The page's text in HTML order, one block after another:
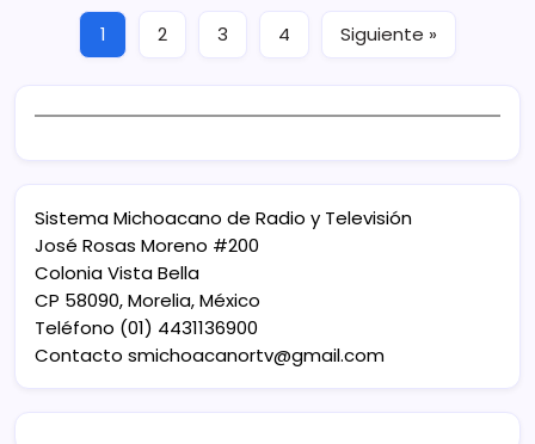
1 2 3 4 Siguiente »
Sistema Michoacano de Radio y Televisión
José Rosas Moreno #200
Colonia Vista Bella
CP 58090, Morelia, México
Teléfono (01) 4431136900
Contacto smichoacanortv@gmail.com